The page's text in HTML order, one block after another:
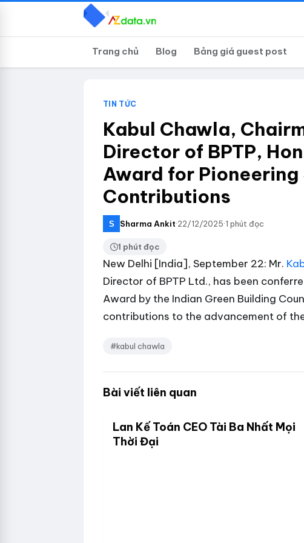
Trang chủ Blog Bảng giá guest post
TIN TỨC
Kabul Chawla,
Director of BPTP,
Award for
Contributions
Sharma Ankit·22/12/2025·1 phút đọc
1 phút đọc
New Delhi [India], September 22: Mr.
Director of BPTP Ltd., has been
Award by the Indian Green Building
contributions to the advancement of
#kabul chawla
Bài viết liên quan
Lan Kế Toán CEO Tài Ba Nhất Mọi
Thời Đại